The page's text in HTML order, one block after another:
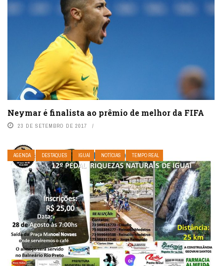
Neymar é finalista ao prêmio de melhor da FIFA
23 DE SETEMBRO DE 2017
AGENDA DESTAQUES IGUAÍ NOTÍCIAS TEMPO REAL